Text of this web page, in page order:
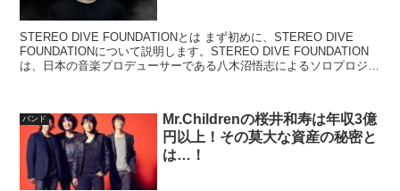
STEREO DIVE FOUNDATIONとは まず初めに、STEREO DIVE
FOUNDATIONについて説明します。STEREO DIVE FOUNDATION
は、日本の音楽プロデューサーである八木沼悟志によるソロプロジェ
バンド
Mr.Childrenの桜井和寿は年収3億
円以上！その莫大な資産の秘密と
は…！